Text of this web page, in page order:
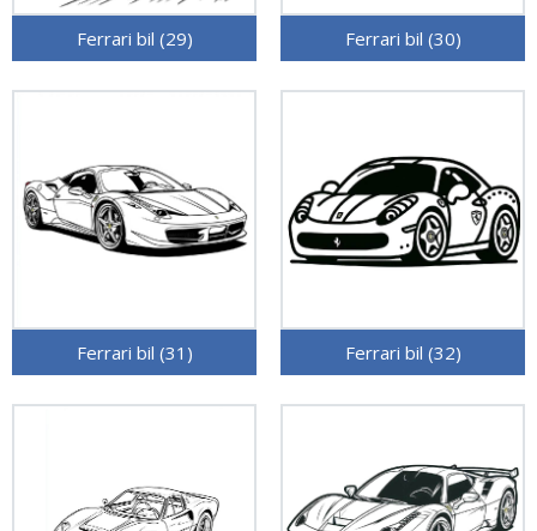
Ferrari bil (29) Ferrari bil (30)
Ferrari bil (31) Ferrari bil (32)